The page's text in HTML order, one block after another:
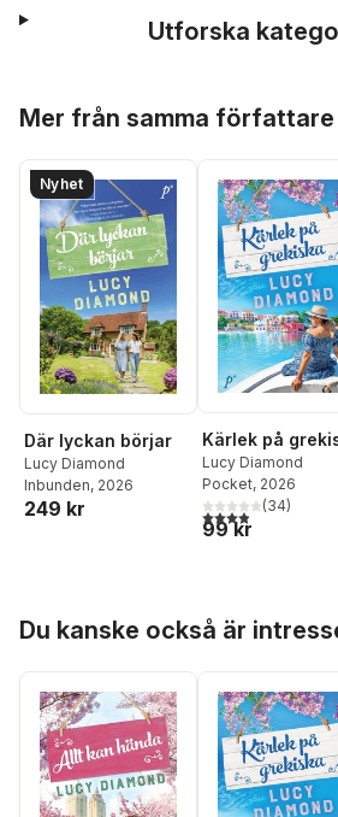
Utforska
Mer från samma författare
Nyhet
Där lyckan börjar
Lucy Diamond
Inbunden, 2026
249 kr
Kärlek på
Lucy Diamond
Pocket, 2026
3,9utav 5 stjärnor.
(34)
99 kr
Du kanske också är